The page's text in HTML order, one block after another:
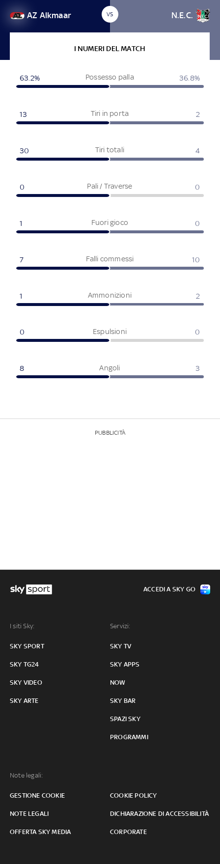
AZ Alkmaar VS N.E.C.
I NUMERI DEL MATCH
Possesso palla
63.2% 36.8%
Tiri in porta
13 2
Tiri totali
30 4
Pali / Traverse
0 0
Fuori gioco
1 0
Falli commessi
7 10
Ammonizioni
1 2
Espulsioni
0 0
Angoli
8 3
PUBBLICITÀ
I siti Sky:
SKY SPORT
SKY TG24
SKY VIDEO
SKY ARTE
Servizi:
SKY TV
SKY APPS
NOW
SKY BAR
SPAZI SKY
PROGRAMMI
Note legali:
GESTIONE COOKIE COOKIE POLICY
NOTE LEGALI DICHIARAZIONE DI ACCESSIBILITÀ
OFFERTA SKY MEDIA CORPORATE
ACCEDI A SKY GO